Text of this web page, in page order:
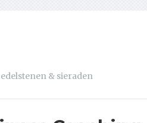
& sieraden